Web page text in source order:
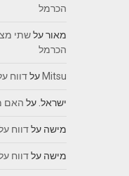
הכרמל
מאורעלשתי
הכרמל
Mitsu עלדווח
ישראל. על האם
מישה עלדווח
מישה עלדווח